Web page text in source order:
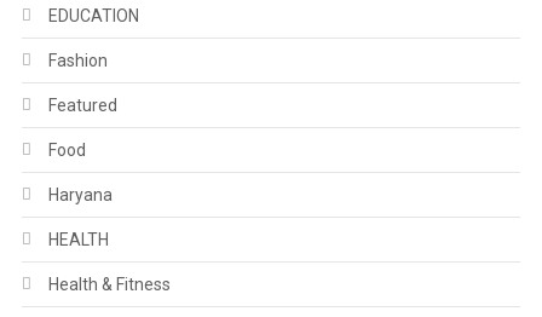
EDUCATION
Fashion
Featured
Food
Haryana
HEALTH
Health & Fitness